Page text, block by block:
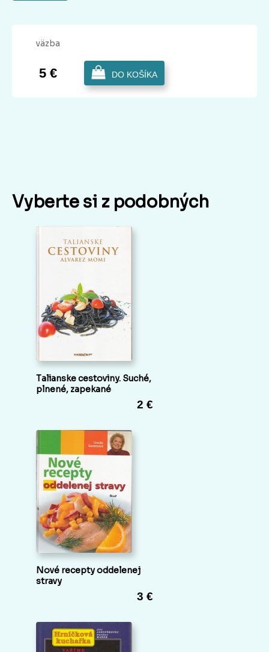
väzba
5 € DO KOŠÍKA
Vyberte si z podobných
Talianske cestoviny. Suché,
plnené, zapekané
2 €
Nové recepty oddelenej
stravy
3 €